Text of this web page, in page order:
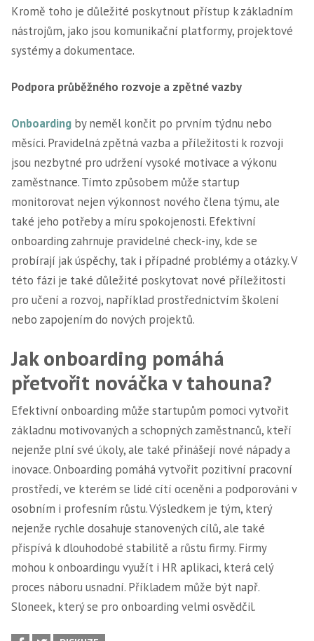
Kromě toho je důležité poskytnout přístup k základním
nástrojům, jako jsou komunikační platformy, projektové
systémy a dokumentace.
Podpora průběžného rozvoje a zpětné vazby
Onboarding by neměl končit po prvním týdnu nebo
měsíci. Pravidelná zpětná vazba a příležitosti k rozvoji
jsou nezbytné pro udržení vysoké motivace a výkonu
zaměstnance. Tímto způsobem může startup
monitorovat nejen výkonnost nového člena týmu, ale
také jeho potřeby a míru spokojenosti. Efektivní
onboarding zahrnuje pravidelné check-iny, kde se
probírají jak úspěchy, tak i případné problémy a otázky. V
této fázi je také důležité poskytovat nové příležitosti
pro učení a rozvoj, například prostřednictvím školení
nebo zapojením do nových projektů.
Jak onboarding pomáhá
přetvořit nováčka v tahouna?
Efektivní onboarding může startupům pomoci vytvořit
základnu motivovaných a schopných zaměstnanců, kteří
nejenže plní své úkoly, ale také přinášejí nové nápady a
inovace. Onboarding pomáhá vytvořit pozitivní pracovní
prostředí, ve kterém se lidé cítí oceněni a podporováni v
osobním i profesním růstu. Výsledkem je tým, který
nejenže rychle dosahuje stanovených cílů, ale také
přispívá k dlouhodobé stabilitě a růstu firmy. Firmy
mohou k onboardingu využít i HR aplikaci, která celý
proces náboru usnadní. Příkladem může být např.
Sloneek, který se pro onboarding velmi osvědčil.